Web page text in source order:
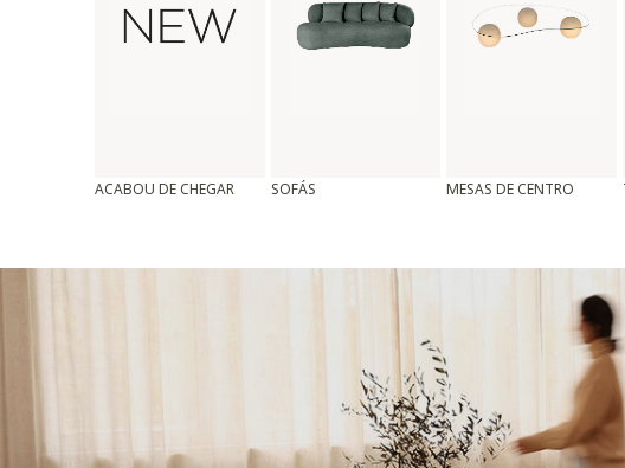
ACABOU DE CHEGAR SOFÁS MESAS DE CENTRO